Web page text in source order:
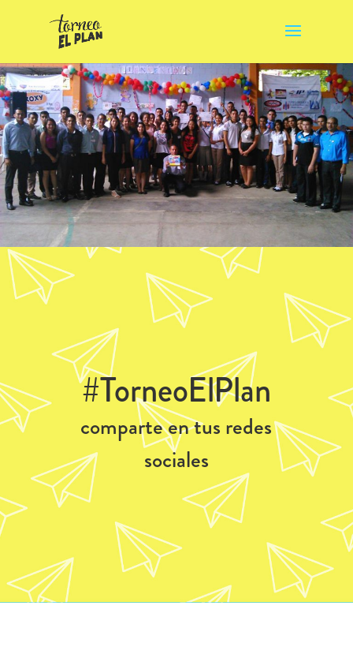
#TorneoElPlan
comparte en tus redes
sociales